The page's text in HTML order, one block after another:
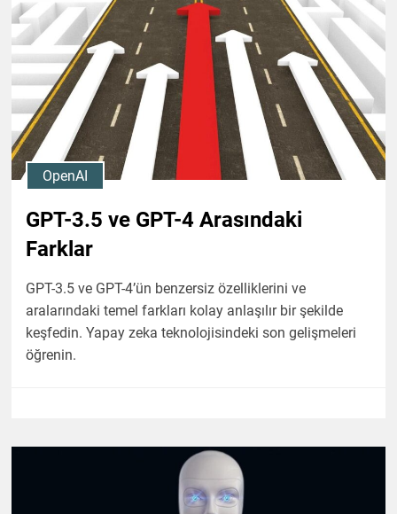
OpenAI
GPT-3.5 ve GPT-4 Arasındaki
Farklar
GPT-3.5 ve GPT-4’ün benzersiz özelliklerini ve
aralarındaki temel farkları kolay anlaşılır bir şekilde
keşfedin. Yapay zeka teknolojisindeki son gelişmeleri
öğrenin.